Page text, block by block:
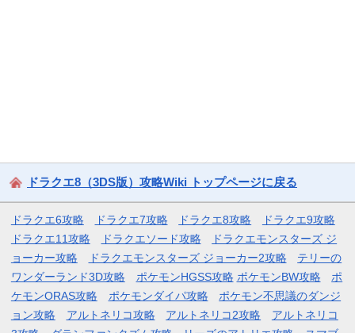
ドラクエ8（3DS版）攻略Wiki トップページに戻る
ドラクエ6攻略 ドラクエ7攻略 ドラクエ8攻略
ドラクエ9攻略
ドラクエ11攻略
ドラクエソード攻略
ドラクエモンスターズ ジ
ョーカー攻略
ドラクエモンスターズ ジョーカー2攻略
テリーの
ワンダーランド3D攻略
ポケモンHGSS攻略 ポケモンBW攻略
ポ
ケモンORAS攻略
ポケモンダイパ攻略
ポケモン不思議のダンジ
ョン攻略
アルトネリコ攻略 アルトネリコ2攻略
アルトネリコ